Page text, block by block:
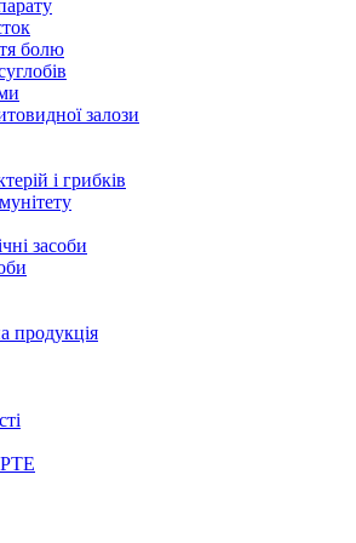
болю
залози
і грибків
засоби
продукція